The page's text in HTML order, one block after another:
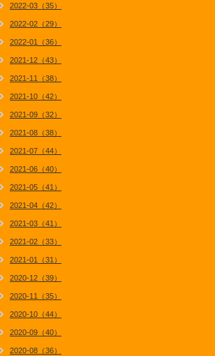
2022-03（35）
2022-02（29）
2022-01（36）
2021-12（43）
2021-11（38）
2021-10（42）
2021-09（32）
2021-08（38）
2021-07（44）
2021-06（40）
2021-05（41）
2021-04（42）
2021-03（41）
2021-02（33）
2021-01（31）
2020-12（39）
2020-11（35）
2020-10（44）
2020-09（40）
2020-08（36）